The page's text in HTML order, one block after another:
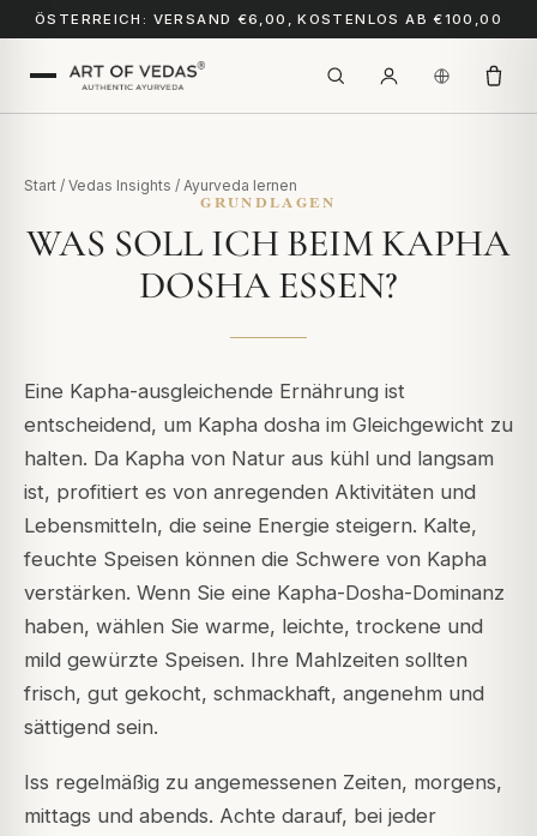
ÖSTERREICH: VERSAND €6,00, KOSTENLOS AB €100,00
Start / Vedas Insights / Ayurveda lernen
GRUNDLAGEN
WAS SOLL ICH BEIM KAPHA
DOSHA ESSEN?
Eine Kapha-ausgleichende Ernährung ist
entscheidend, um Kapha dosha im Gleichgewicht zu
halten. Da Kapha von Natur aus kühl und langsam
ist, profitiert es von anregenden Aktivitäten und
Lebensmitteln, die seine Energie steigern. Kalte,
feuchte Speisen können die Schwere von Kapha
verstärken. Wenn Sie eine Kapha-Dosha-Dominanz
haben, wählen Sie warme, leichte, trockene und
mild gewürzte Speisen. Ihre Mahlzeiten sollten
frisch, gut gekocht, schmackhaft, angenehm und
sättigend sein.
Iss regelmäßig zu angemessenen Zeiten, morgens,
mittags und abends. Achte darauf, bei jeder